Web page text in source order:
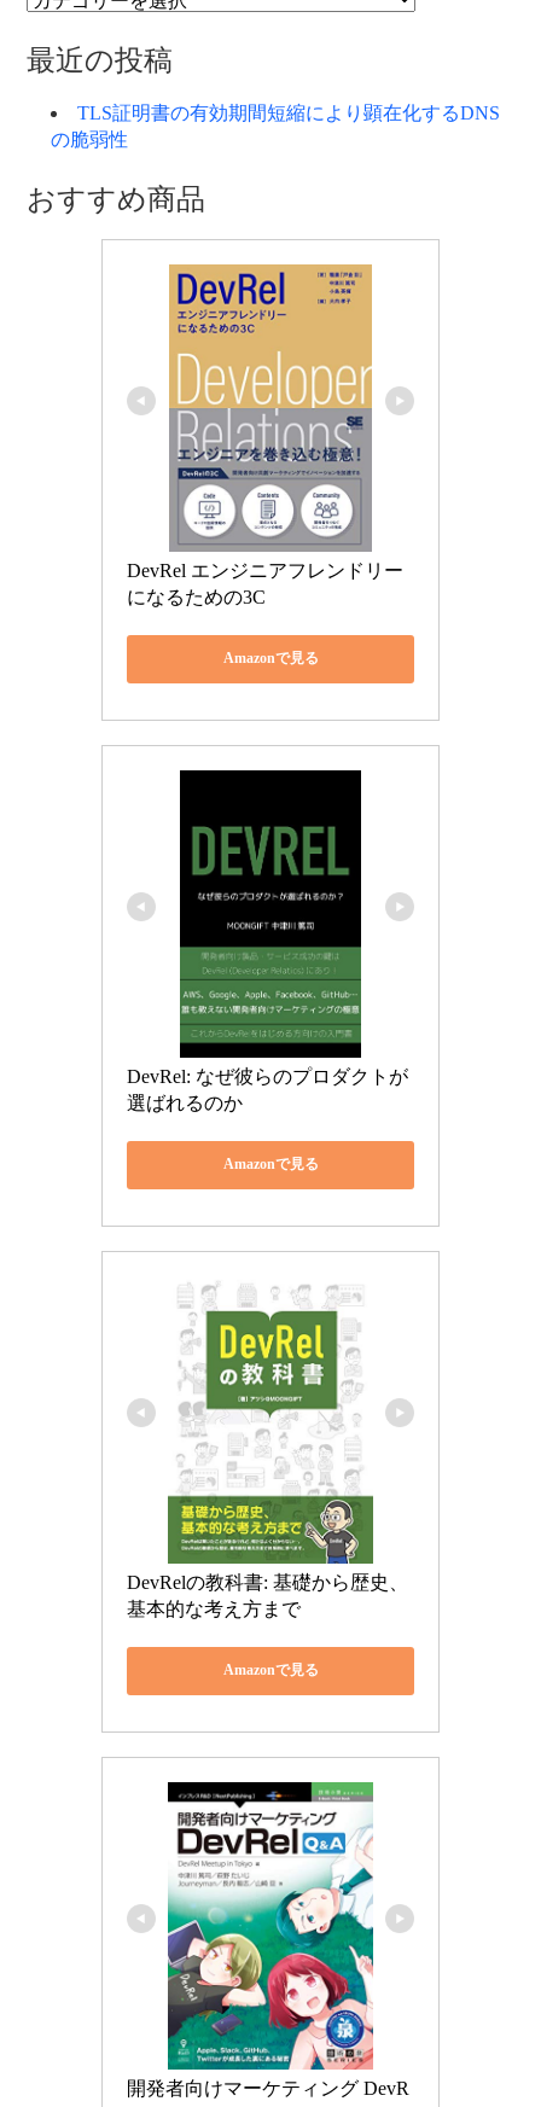
ゴ
リ
最近の投稿
TLS証明書の有効期間短縮により顕在化するDNS
の脆弱性
おすすめ商品
DevRel エンジニアフレンドリー
になるための3C
Amazonで見る
DevRel: なぜ彼らのプロダクトが
選ばれるのか
Amazonで見る
DevRelの教科書: 基礎から歴史、
基本的な考え方まで
Amazonで見る
開発者向けマーケティング DevR